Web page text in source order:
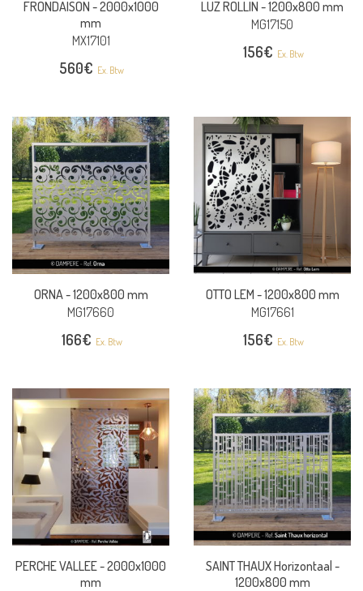
FRONDAISON -2000x1000
mm
MX17101
560€ Ex. Btw
LUZ ROLLIN -1200x800 mm
MG17150
156€ Ex. Btw
ORNA -1200x800 mm
MG17660
166€ Ex. Btw
OTTO LEM -1200x800 mm
MG17661
156€ Ex. Btw
PERCHE VALLEE -2000x1000
mm
SAINT THAUX Horizontaal -
1200x800 mm